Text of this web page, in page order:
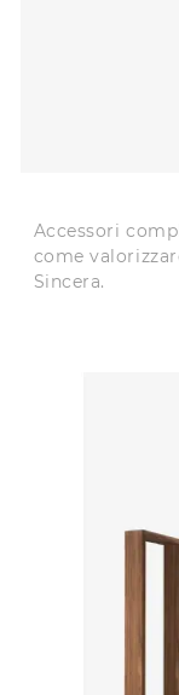
Accessori
come
Sincera.